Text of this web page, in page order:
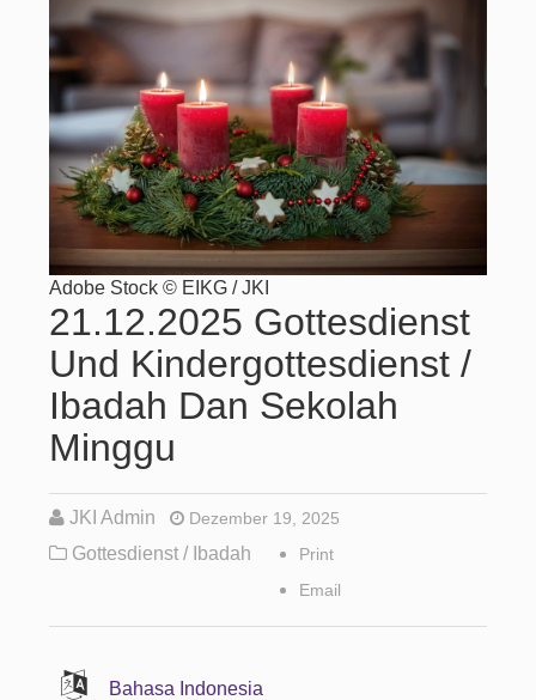
Adobe Stock © EIKG / JKI
21.12.2025 Gottesdienst
Und Kindergottesdienst /
Ibadah Dan Sekolah
Minggu
JKI Admin Dezember 19, 2025
Gottesdienst / Ibadah
Print
Email
Bahasa Indonesia